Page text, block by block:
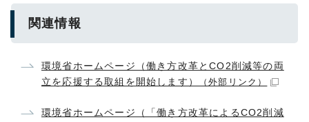
関連情報
環境省ホームページ（働き方改革とCO2削減等の両
立を応援する取組を開始します）
（外部リンク）
環境省ホームページ（「働き方改革によるCO2削減